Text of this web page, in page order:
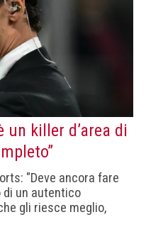
un killer d’area di
"Deve ancora fare
di un autentico
gli riesce meglio,